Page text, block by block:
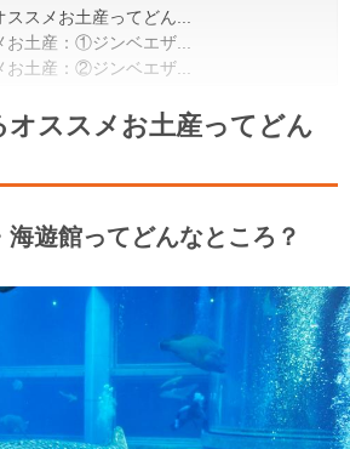
スメお土産ってどん...
お土産：①ジンベエザ...
お土産：②ジンベエザ...
オススメお土産ってどん
海遊館ってどんなところ？